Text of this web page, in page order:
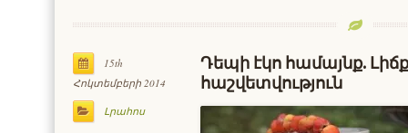
15th
Հոկտեմբերի 2014
Լրահոս
Դեպի էկո համայնք.
հաշվետվություն